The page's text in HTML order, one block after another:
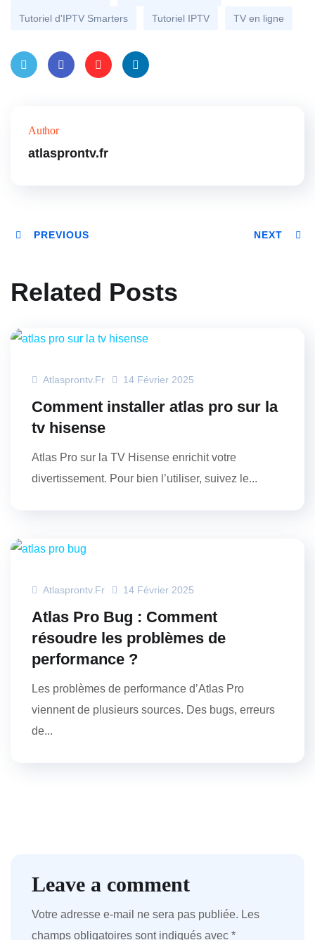
Tutoriel d'IPTV Smarters Tutoriel IPTV TV en ligne
Author
atlasprontv.fr
PREVIOUS NEXT
Related Posts
Atlasprontv.fr 14 Février 2025
Comment installer atlas pro sur la
tv hisense
Atlas Pro sur la TV Hisense enrichit votre
divertissement. Pour bien l’utiliser, suivez le...
Atlasprontv.fr 14 Février 2025
Atlas Pro Bug : Comment
résoudre les problèmes de
performance ?
Les problèmes de performance d’Atlas Pro
viennent de plusieurs sources. Des bugs, erreurs
de...
Leave a comment
Votre adresse e-mail ne sera pas publiée. Les
champs obligatoires sont indiqués avec *